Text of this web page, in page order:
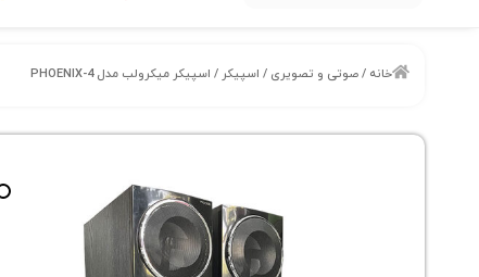
خانه /صوتی و تصویری / اسپیکر / اسپیکر میکرولب مدل PHOENIX-4